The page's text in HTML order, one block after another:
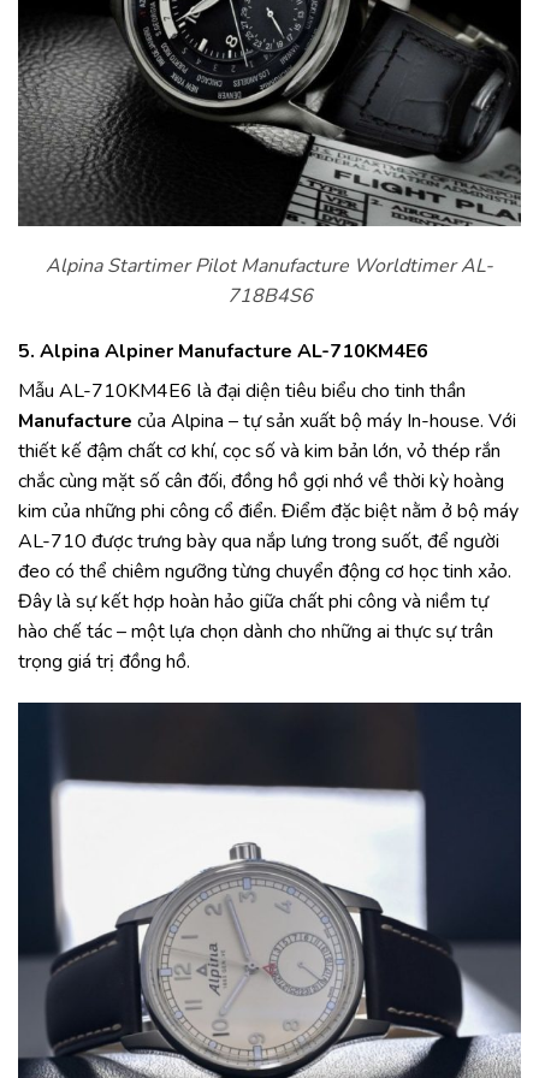
Alpina Startimer Pilot Manufacture Worldtimer AL-
718B4S6
5. Alpina Alpiner Manufacture AL-710KM4E6
Mẫu AL-710KM4E6 là đại diện tiêu biểu cho tinh thần
Manufacture của Alpina – tự sản xuất bộ máy In-house. Với
thiết kế đậm chất cơ khí, cọc số và kim bản lớn, vỏ thép rắn
chắc cùng mặt số cân đối, đồng hồ gợi nhớ về thời kỳ hoàng
kim của những phi công cổ điển. Điểm đặc biệt nằm ở bộ máy
AL-710 được trưng bày qua nắp lưng trong suốt, để người
đeo có thể chiêm ngưỡng từng chuyển động cơ học tinh xảo.
Đây là sự kết hợp hoàn hảo giữa chất phi công và niềm tự
hào chế tác – một lựa chọn dành cho những ai thực sự trân
trọng giá trị đồng hồ.